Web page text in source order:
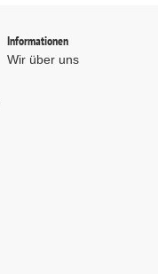
Informationen
Wir über uns